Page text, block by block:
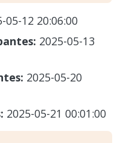
05-12 20:06:00
2025-05-13
2025-05-20
2025-05-21 00:01:00